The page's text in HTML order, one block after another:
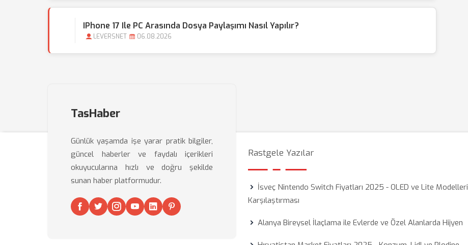
IPhone 17 Ile PC Arasında Dosya Paylaşımı Nasıl Yapılır?
LEVERSNET 06.08.2026
TasHaber
Günlük yaşamda işe yarar pratik bilgiler,
güncel haberler ve faydalı içerikleri
okuyucularına hızlı ve doğru şekilde
sunan haber platformudur.
Rastgele Yazılar
İsveç Nintendo Switch Fiyatları 2025 - OLED ve Lite Modelleri
Karşılaştırması
Alanya Bireysel İlaçlama ile Evlerde ve Özel Alanlarda Hijyen